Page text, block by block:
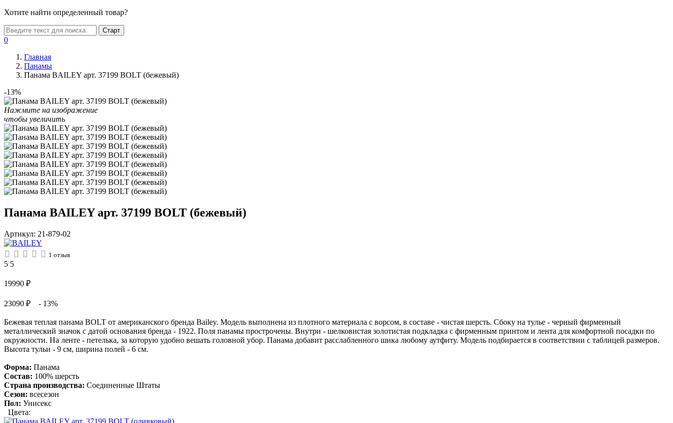
Хотите найти определенный товар?
Старт
0
Главная
Панамы
Панама BAILEY арт. 37199 BOLT (бежевый)
-13%
Нажмите на изображение
чтобы увеличить
Панама BAILEY арт. 37199 BOLT (бежевый)
Артикул: 21-879-02
1 отзыв
5 5
19990 ₽
23090 ₽ - 13%
Бежевая теплая панама BOLT от американского бренда Bailey. Модель выполнена из плотного материала с ворсом, в составе - чистая шерсть. Сбоку на тулье - черный фирменный
металлический значок с датой основания бренда - 1922. Поля панамы прострочены. Внутри - шелковистая золотистая подкладка с фирменным принтом и лента для комфортной посадки по
окружности. На ленте - петелька, за которую удобно вешать головной убор. Панама добавит расслабленного шика любому аутфиту. Модель подбирается в соответствии с таблицей размеров.
Высота тульи - 9 см, ширина полей - 6 см.
Форма: Панама
Состав: 100% шерсть
Страна производства: Соединенные Штаты
Сезон: всесезон
Пол: Унисекс
Цвета: